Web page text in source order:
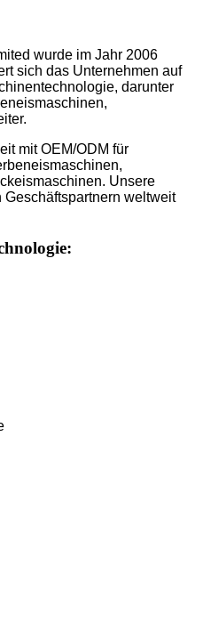
wurde im Jahr 2006
sich das Unternehmen auf
darunter
mit OEM/ODM für
Unsere
weltweit